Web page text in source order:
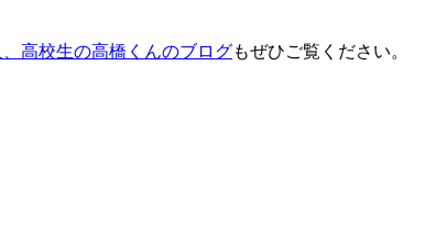
高校生の高橋くんのブログもぜひご覧ください。